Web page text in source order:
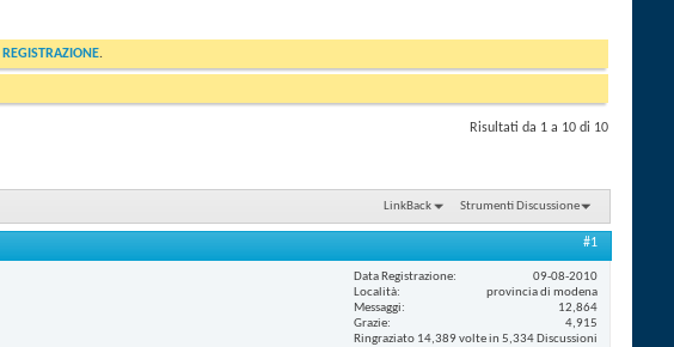
REGISTRAZIONE.
Risultati da 1 a 10 di 10
LinkBack Strumenti Discussione
#1
Data Registrazione
09-08-2010
Località
provincia di modena
Messaggi
12,864
Grazie
4,915
Ringraziato 14,389 volte in 5,334 Discussioni